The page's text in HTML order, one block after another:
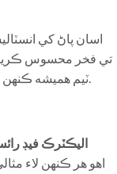
اسان پاڻ کي
تي فخر محسوس
ٽيم هميشه ڪنهن به سوالن يا خدشات سان مدد ڪرڻ لاء تيار آهي.